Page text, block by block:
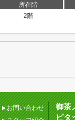
所在階
2階
お問い合わせ
御茶
ピタ